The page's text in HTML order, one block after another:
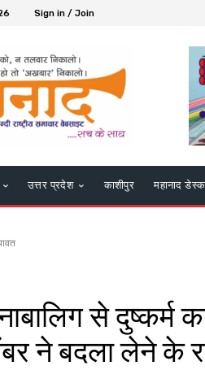
Sign in / Join
उत्तर प्रदेश काशीपुर महानाद
से दुष्कर्म
ने बदला लेने के